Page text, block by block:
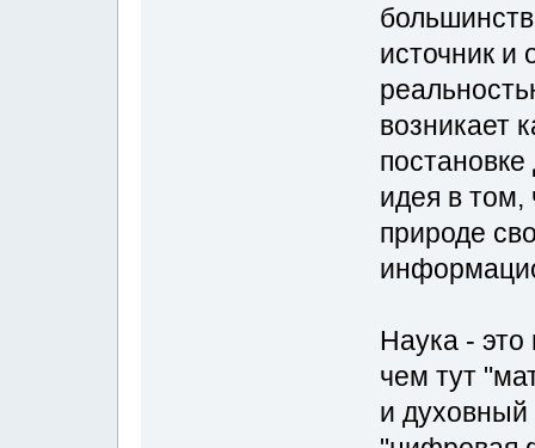
источник
возникает
идея в том,
природе
Наука - это
чем тут
и